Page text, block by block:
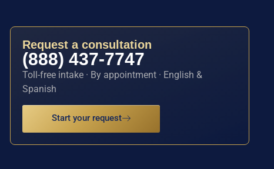
Request a consultation
(888) 437-7747
Toll-free intake · By appointment · English &
Spanish
Start your request